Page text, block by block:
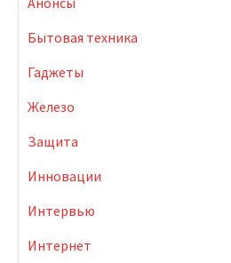
Бытовая техника
Гаджеты
Железо
Защита
Инновации
Интервью
Интернет